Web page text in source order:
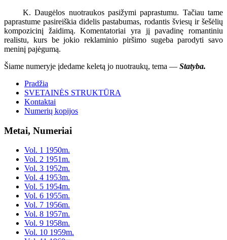
K. Daugėlos nuotraukos pasižymi paprastumu. Tačiau tame
paprastume pasireiškia didelis pastabumas, rodantis šviesų ir šešėlių
kompozicinį žaidimą. Komentatoriai yra jį pavadinę romantiniu
realistu, kurs be jokio reklaminio piršimo sugeba parodyti savo
meninį pajėgumą.
Šiame numeryje įdedame keletą jo nuotraukų, tema — Statyba.
Pradžia
SVETAINĖS STRUKTŪRA
Kontaktai
Numerių kopijos
Metai, Numeriai
Vol. 1 1950m.
Vol. 2 1951m.
Vol. 3 1952m.
Vol. 4 1953m.
Vol. 5 1954m.
Vol. 6 1955m.
Vol. 7 1956m.
Vol. 8 1957m.
Vol. 9 1958m.
Vol. 10 1959m.